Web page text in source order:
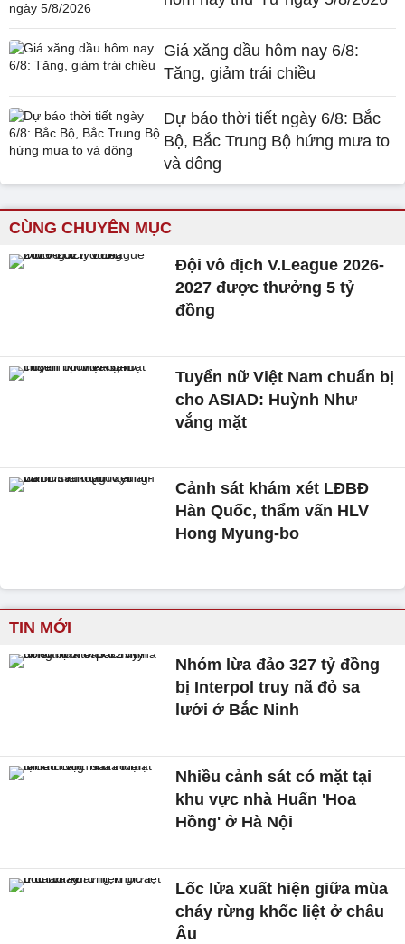
Giá xăng dầu hôm nay 6/8:
Tăng, giảm trái chiều
Dự báo thời tiết ngày 6/8: Bắc
Bộ, Bắc Trung Bộ hứng mưa to
và dông
CÙNG CHUYÊN MỤC
Đội vô địch V.League 2026-
2027 được thưởng 5 tỷ
đồng
Tuyển nữ Việt Nam chuẩn bị
cho ASIAD: Huỳnh Như
vắng mặt
Cảnh sát khám xét LĐBĐ
Hàn Quốc, thẩm vấn HLV
Hong Myung-bo
TIN MỚI
Nhóm lừa đảo 327 tỷ đồng
bị Interpol truy nã đỏ sa
lưới ở Bắc Ninh
Nhiều cảnh sát có mặt tại
khu vực nhà Huấn 'Hoa
Hồng' ở Hà Nội
Lốc lửa xuất hiện giữa mùa
cháy rừng khốc liệt ở châu
Âu